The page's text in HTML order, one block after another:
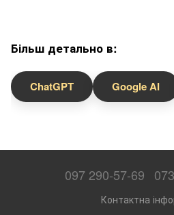
Більш детально в:
ChatGPT Google AI
097 290-57-69
Контактна